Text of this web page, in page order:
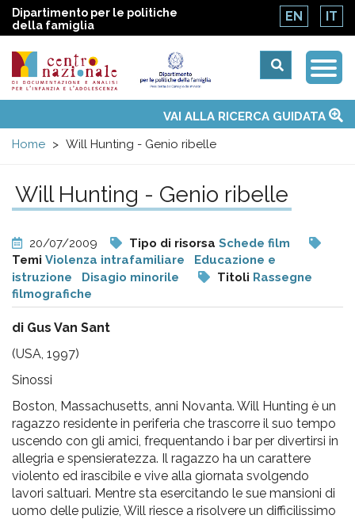
Dipartimento per le politiche
della famiglia
EN IT
Centro
nazionale
di
Documentazione
e
analisi
pr
l'infanzia
e
l'adolescenza
menu
Temi
Attività
Convenzione ONUVAI ALLA RICERCA GUIDATA
Home
Will Hunting - Genio ribelle
Will Hunting - Genio ribelle
20/07/2009 Tipo di risorsa Schede film
Temi Violenza intrafamiliare
Educazione e
istruzione
Disagio minorile Titoli Rassegne
filmografiche
di Gus Van Sant
(USA, 1997)
Sinossi
Boston, Massachusetts, anni Novanta. Will Hunting è un
ragazzo residente in periferia che trascorre il suo tempo
uscendo con gli amici, frequentando i bar per divertirsi in
allegria e spensieratezza. Il ragazzo ha un carattere
violento ed irascibile e vive alla giornata svolgendo
lavori saltuari. Mentre sta esercitando le sue mansioni di
uomo delle pulizie, Will riesce a risolvere un difficilissimo